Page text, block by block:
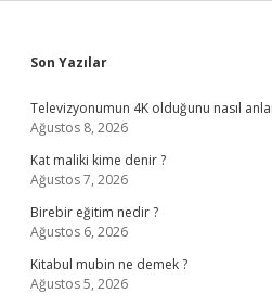
Sidebar
Son Yazılar
Televizyonumun 4K olduğunu nasıl
Ağustos 8, 2026
Kat maliki kime denir ?
Ağustos 7, 2026
Birebir eğitim nedir ?
Ağustos 6, 2026
Kitabul mubin ne demek ?
Ağustos 5, 2026